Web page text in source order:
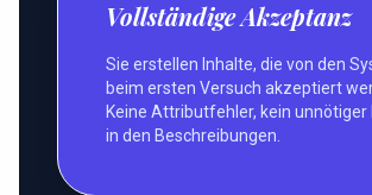
Vollständige Akzeptanz
Sie erstellen Inhalte, die von den
beim ersten Versuch akzeptiert
Keine Attributfehler, kein unnötiger
in den Beschreibungen.